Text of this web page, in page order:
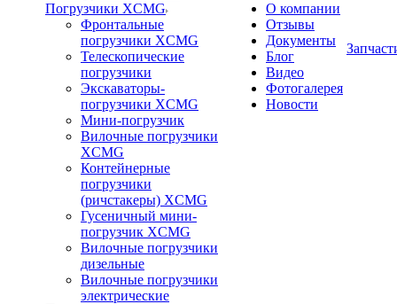
Погрузчики XCMG
Фронтальные
погрузчики XCMG
Телескопические
погрузчики
Экскаваторы-
погрузчики XCMG
Мини-погрузчик
Вилочные погрузчики
XCMG
Контейнерные
погрузчики
(ричстакеры) XCMG
Гусеничный мини-
погрузчик XCMG
Вилочные погрузчики
дизельные
Вилочные погрузчики
электрические
О компании
Отзывы
Документы
Блог
Видео
Фотогалерея
Новости